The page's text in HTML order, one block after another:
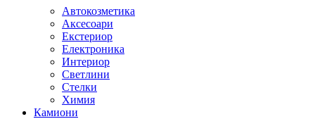
Автокозметика
Аксесоари
Екстериор
Електроника
Интериор
Светлини
Стелки
Химия
Камиони